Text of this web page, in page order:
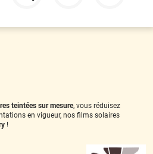
DE
teintées sur mesure, vous réduisez
en vigueur, nos films solaires
!